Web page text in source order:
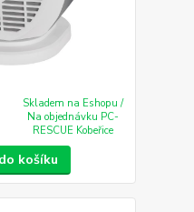
Skladem na Eshopu /
Na objednávku PC-
RESCUE Kobeřice
košíku